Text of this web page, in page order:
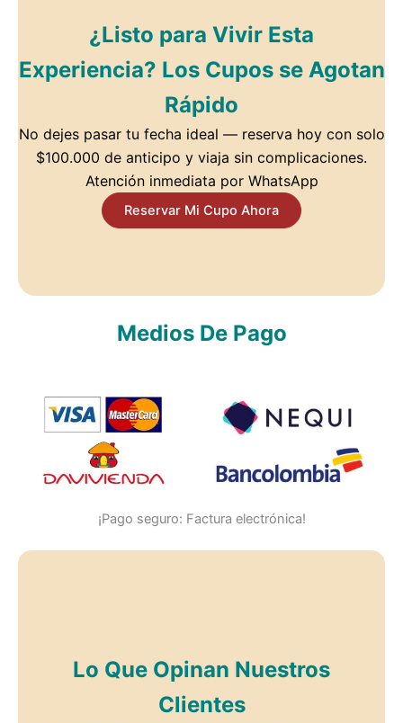
¿Listo para Vivir Esta
Experiencia? Los Cupos se Agotan
Rápido
No dejes pasar tu fecha ideal — reserva hoy con solo
$100.000 de anticipo y viaja sin complicaciones.
Atención inmediata por WhatsApp
Reservar Mi Cupo Ahora
Medios De Pago
¡Pago seguro: Factura electrónica!
Lo Que Opinan Nuestros
Clientes